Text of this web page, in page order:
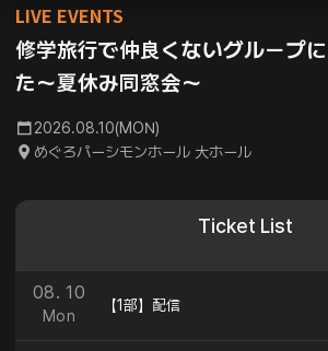
LIVE EVENTS
修学旅行で仲良くないグループ
た〜夏休み同窓会〜
2026.08.10(MON)
めぐろパーシモンホール 大ホール
Ticket List
08. 10
Mon
【1部】配信